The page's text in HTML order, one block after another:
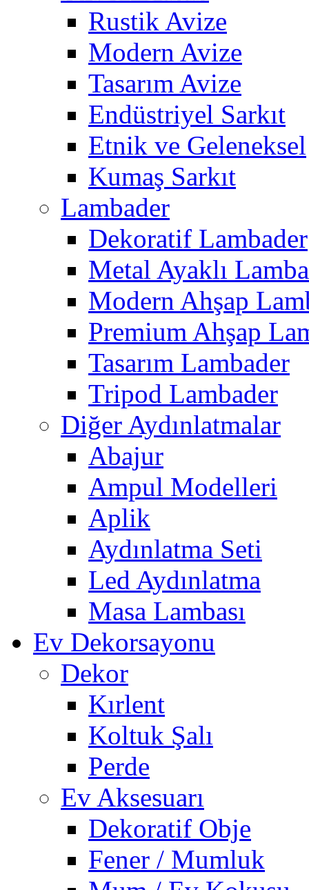
Rustik Avize
Modern Avize
Tasarım Avize
Endüstriyel Sarkıt
Etnik ve Geleneksel
Kumaş Sarkıt
Lambader
Dekoratif Lambader
Metal Ayaklı
Modern Ahşap
Premium Ahşap
Tasarım Lambader
Tripod Lambader
Diğer Aydınlatmalar
Abajur
Ampul Modelleri
Aplik
Aydınlatma Seti
Led Aydınlatma
Masa Lambası
Ev Dekorsayonu
Dekor
Kırlent
Koltuk Şalı
Perde
Ev Aksesuarı
Dekoratif Obje
Fener / Mumluk